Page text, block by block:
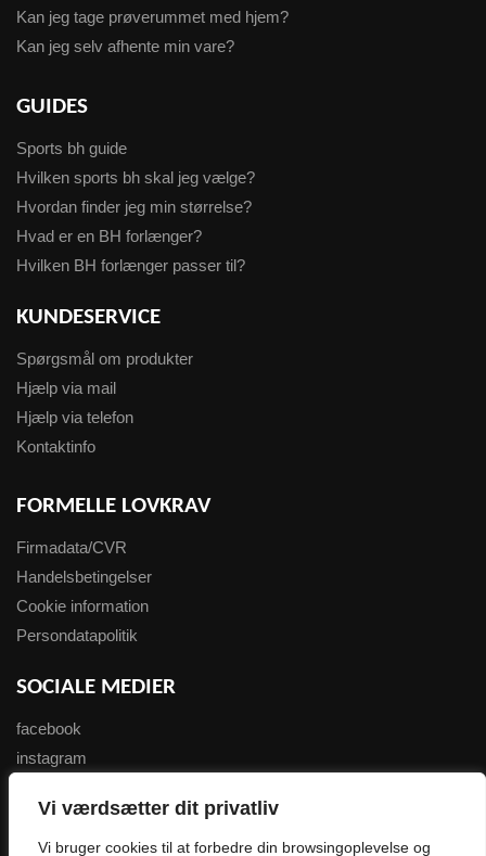
Vi værdsætter dit privatliv
Vi bruger cookies til at forbedre din browsingoplevelse og
Kan jeg tage prøverummet med hjem?
Kan jeg selv afhente min vare?
GUIDES
Sports bh guide
Hvilken sports bh skal jeg vælge?
Hvordan finder jeg min størrelse?
Hvad er en BH forlænger?
Hvilken BH forlænger passer til?
KUNDESERVICE
Spørgsmål om produkter
Hjælp via mail
Hjælp via telefon
Kontaktinfo
FORMELLE LOVKRAV
Firmadata/CVR
Handelsbetingelser
Cookie information
Persondatapolitik
SOCIALE MEDIER
facebook
instagram
NYHEDSBREV